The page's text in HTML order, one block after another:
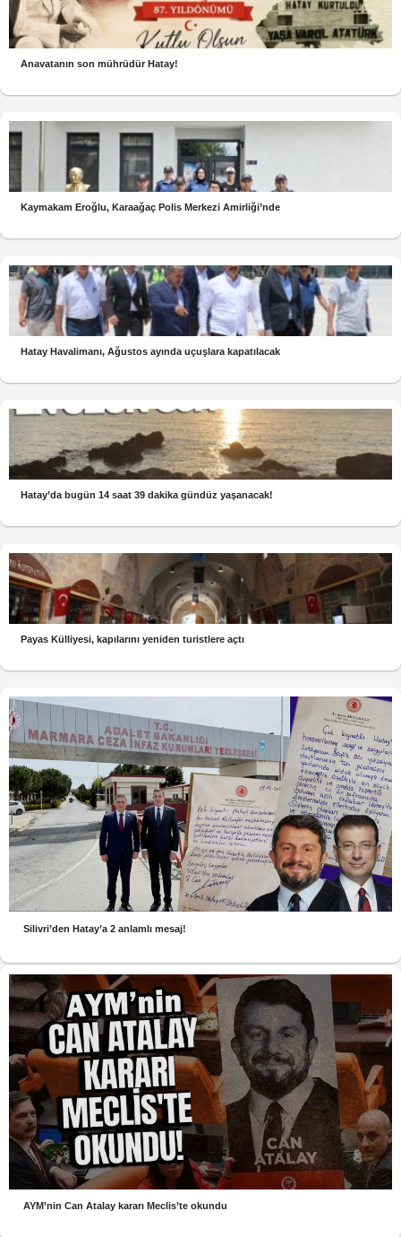
Anavatanın son mührüdür Hatay!
Kaymakam Eroğlu, Karaağaç Polis Merkezi Amirliği’nde
Hatay Havalimanı, Ağustos ayında uçuşlara kapatılacak
Hatay’da bugün 14 saat 39 dakika gündüz yaşanacak!
Payas Külliyesi, kapılarını yeniden turistlere açtı
Silivri’den Hatay’a 2 anlamlı mesaj!
AYM’nin Can Atalay kararı Meclis’te okundu